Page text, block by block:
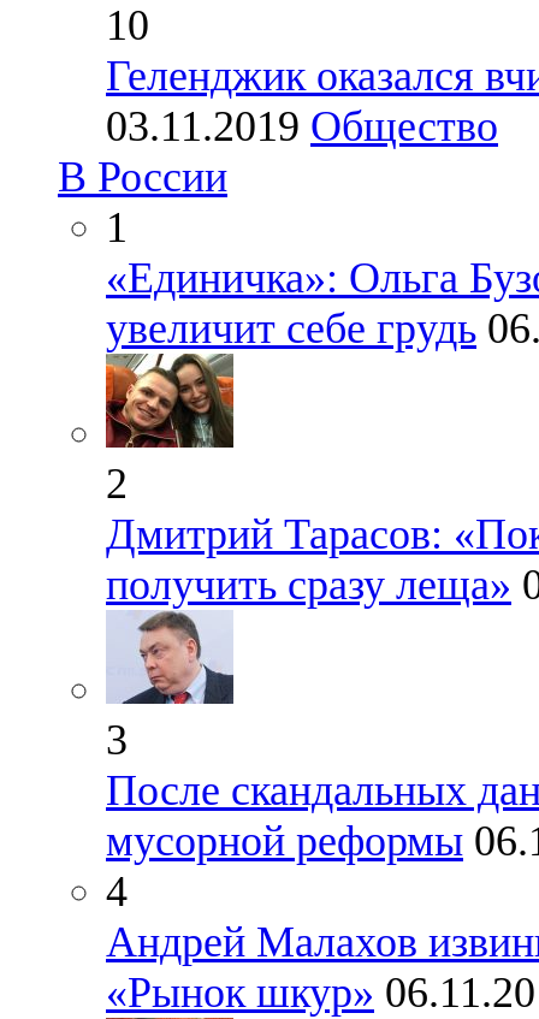
10
Геленджик оказался
03.11.2019 Общество
В России
1
«Единичка»: Ольга
увеличит себе грудь
2
Дмитрий Тарасов:
получить сразу леща»
3
После скандальных
мусорной реформы
4
Андрей Малахов
«Рынок шкур»